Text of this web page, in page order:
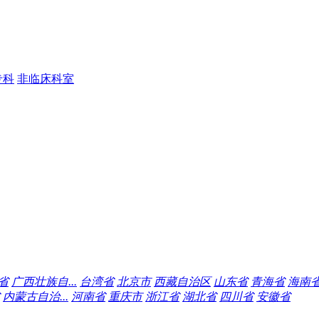
科 非临床科室
广西壮族自... 台湾省 北京市 西藏自治区 山东省 青海省 海南
内蒙古自治... 河南省 重庆市 浙江省 湖北省 四川省 安徽省